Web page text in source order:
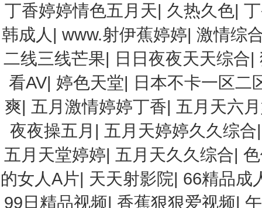
丁香婷婷情色五月天| 久热久色|
韩成人 | www.射伊蕉婷婷| 激情综
二线三线芒果| 日日夜夜天天综合|
看AV| 婷色天堂| 日本不卡一区二
爽| 五月激情婷婷丁香| 五月天六
夜夜操五月 | 五月天婷婷久久综合
五月天堂婷婷| 五月天久久综合|
的女人A片| 天天射影院| 66精品成
99日精品视频| 香蕉狠狠爱视频|